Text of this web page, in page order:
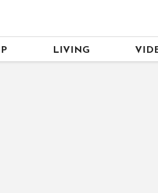
LIVING